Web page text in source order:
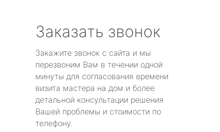
Заказать звонок
Закажите звонок с сайта и мы
перезвоним Вам в течении одной
минуты для согласования времени
визита мастера на дом и более
детальной консультации решения
Вашей проблемы и стоимости по
телефону.